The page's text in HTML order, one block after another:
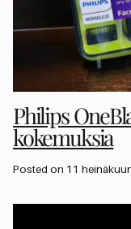
Philips
kokemuksia
Posted on 11